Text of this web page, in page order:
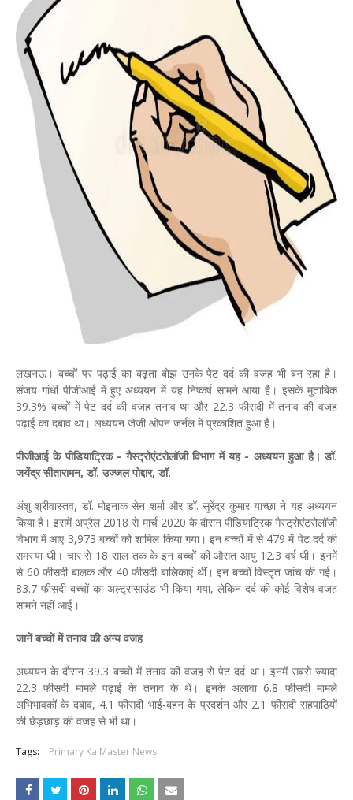
लखनऊ। बच्चों पर पढ़ाई का बढ़ता बोझ उनके पेट दर्द की वजह भी बन रहा है।
संजय गांधी पीजीआई में हुए अध्ययन में यह निष्कर्ष सामने आया है। इसके मुताबिक
39.3% बच्चों में पेट दर्द की वजह तनाव था और 22.3 फीसदी में तनाव की वजह
पढ़ाई का दबाव था। अध्ययन जेजी ओपन जर्नल में प्रकाशित हुआ है।
पीजीआई के पीडियाट्रिक - गैस्ट्रोएंटरोलॉजी विभाग में यह - अध्ययन हुआ है। डॉ.
जयेंद्र सीतारामन, डॉ. उज्जल पोद्दार, डॉ.
अंशु श्रीवास्तव, डॉ. मोइनाक सेन शर्मा और डॉ. सुरेंद्र कुमार याच्छा ने यह अध्ययन
किया है। इसमें अप्रैल 2018 से मार्च 2020 के दौरान पीडियाट्रिक गैस्ट्रोएंटरोलॉजी
विभाग में आए 3,973 बच्चों को शामिल किया गया। इन बच्चों में से 479 में पेट दर्द की
समस्या थी। चार से 18 साल तक के इन बच्चों की औसत आयु 12.3 वर्ष थी। इनमें
से 60 फीसदी बालक और 40 फीसदी बालिकाएं थीं। इन बच्चों विस्तृत जांच की गई।
83.7 फीसदी बच्चों का अल्ट्रासाउंड भी किया गया, लेकिन दर्द की कोई विशेष वजह
सामने नहीं आई।
जानें बच्चों में तनाव की अन्य वजह
अध्ययन के दौरान 39.3 बच्चों में तनाव की वजह से पेट दर्द था। इनमें सबसे ज्यादा
22.3 फीसदी मामले पढ़ाई के तनाव के थे। इनके अलावा 6.8 फीसदी मामले
अभिभावकों के दबाव, 4.1 फीसदी भाई-बहन के प्रदर्शन और 2.1 फीसदी सहपाठियों
की छेड़छाड़ की वजह से भी था।
Tags: Primary Ka Master News